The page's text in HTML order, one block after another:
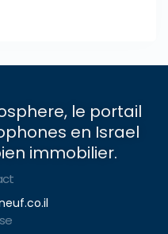
le portail
en Israel
immobilier.